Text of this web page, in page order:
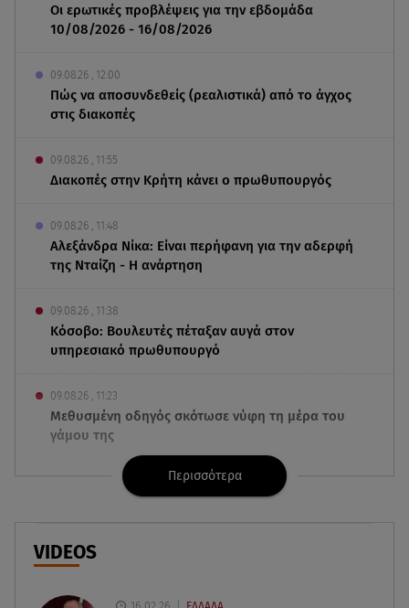
Οι ερωτικές προβλέψεις για την εβδομάδα
10/08/2026 - 16/08/2026
09.08.26 , 12:00
Πώς να αποσυνδεθείς (ρεαλιστικά) από το άγχος
στις διακοπές
09.08.26 , 11:55
Διακοπές στην Κρήτη κάνει ο πρωθυπουργός
09.08.26 , 11:48
Αλεξάνδρα Νίκα: Είναι περήφανη για την αδερφή
της Νταίζη - Η ανάρτηση
09.08.26 , 11:38
Κόσοβο: Βουλευτές πέταξαν αυγά στον
υπηρεσιακό πρωθυπουργό
09.08.26 , 11:23
Μεθυσμένη οδηγός σκότωσε νύφη τη μέρα του
γάμου της
09.08.26 , 11:12
Αλέξανδρος Τσουβέλας για Εύα Καρύδη: «Θα το
έκανα 500 φορές»
09.08.26 , 10:46
Περισσότερα
VIDEOS